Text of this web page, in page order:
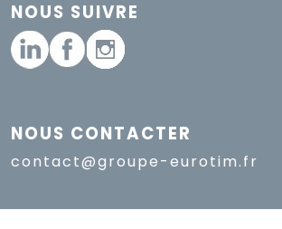
NOUS SUIVRE
NOUS CONTACTER
contact@groupe-eurotim.fr